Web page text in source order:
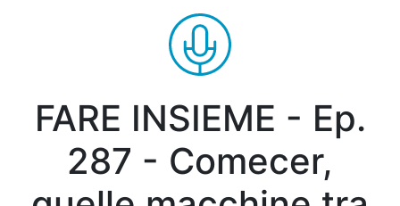
FARE INSIEME - Ep.
287 - Comecer,